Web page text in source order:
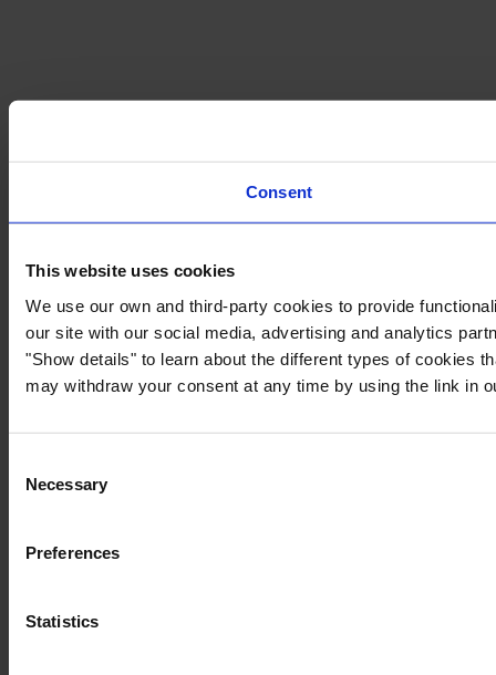
Consent
This website uses cookies
We use our own and third-party cookies to provide
our site with our social media, advertising and analytics
"Show details" to learn about the different types of cookies
may withdraw your consent at any time by using the link in
Selection
Necessary
Preferences
Statistics